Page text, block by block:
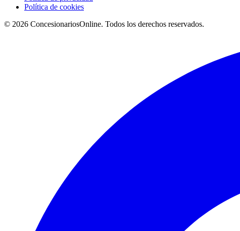
Política de cookies
© 2026 ConcesionariosOnline. Todos los derechos reservados.